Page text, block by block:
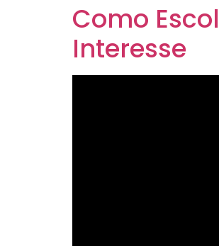
Como
Interesse